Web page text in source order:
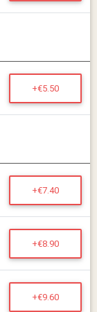
+€5.50
+€7.40
+€8.90
+€9.60